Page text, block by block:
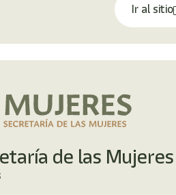
Ir al sitio
de las Mujeres